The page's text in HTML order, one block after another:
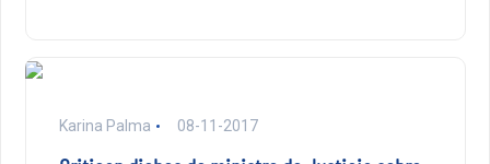
Karina Palma 08-11-2017